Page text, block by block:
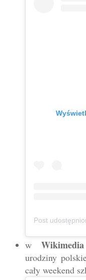
w
urodziny
cały weekend